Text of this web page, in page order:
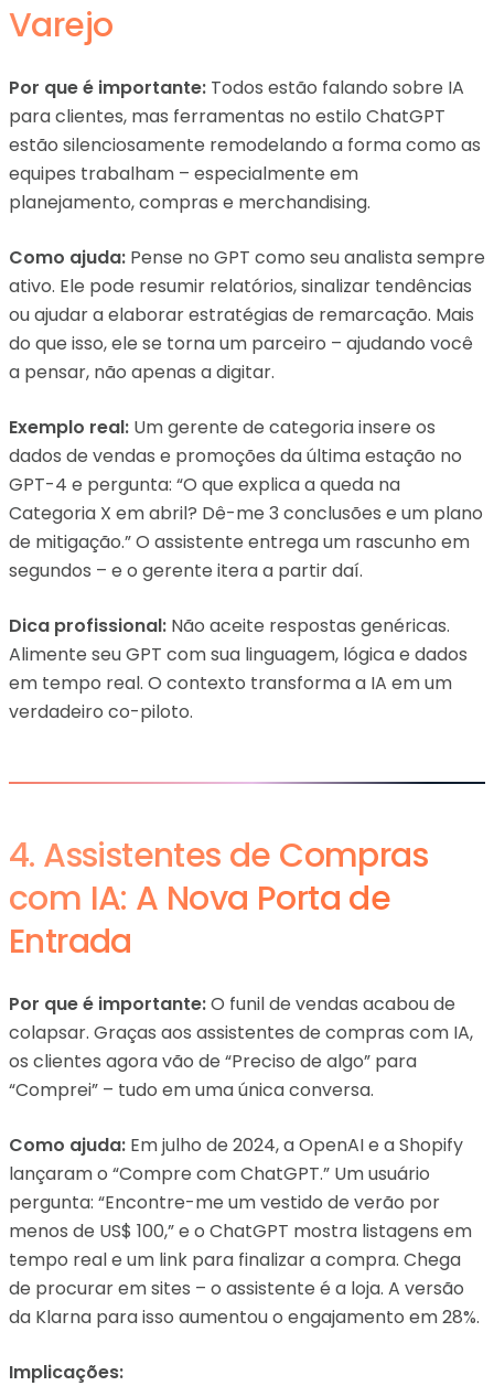
Varejo
Por que é importante: Todos estão falando sobre IA
para clientes, mas ferramentas no estilo ChatGPT
estão silenciosamente remodelando a forma como as
equipes trabalham – especialmente em
planejamento, compras e merchandising.
Como ajuda: Pense no GPT como seu analista sempre
ativo. Ele pode resumir relatórios, sinalizar tendências
ou ajudar a elaborar estratégias de remarcação. Mais
do que isso, ele se torna um parceiro – ajudando você
a pensar, não apenas a digitar.
Exemplo real: Um gerente de categoria insere os
dados de vendas e promoções da última estação no
GPT-4 e pergunta: “O que explica a queda na
Categoria X em abril? Dê-me 3 conclusões e um plano
de mitigação.” O assistente entrega um rascunho em
segundos – e o gerente itera a partir daí.
Dica profissional: Não aceite respostas genéricas.
Alimente seu GPT com sua linguagem, lógica e dados
em tempo real. O contexto transforma a IA em um
verdadeiro co-piloto.
4. Assistentes de Compras
com IA: A Nova Porta de
Entrada
Por que é importante:O funil de vendas acabou de
colapsar. Graças aos assistentes de compras com IA,
os clientes agora vão de “Preciso de algo” para
“Comprei” – tudo em uma única conversa.
Como ajuda: Em julho de 2024, a OpenAI e a Shopify
lançaram o “Compre com ChatGPT.” Um usuário
pergunta: “Encontre-me um vestido de verão por
menos de US$ 100,” e o ChatGPT mostra listagens em
tempo real e um link para finalizar a compra. Chega
de procurar em sites – o assistente é a loja. A versão
da Klarna para isso aumentou o engajamento em 28%.
Implicações: